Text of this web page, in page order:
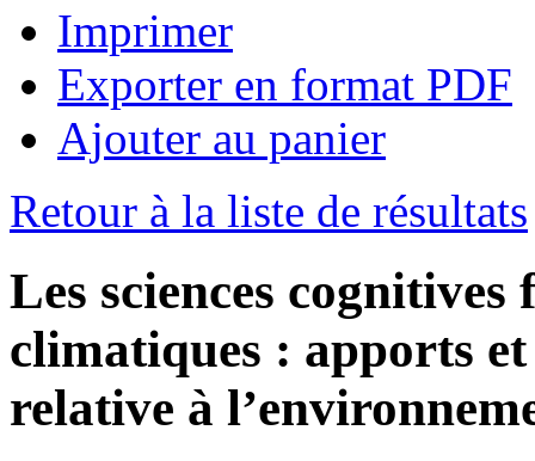
Imprimer
Exporter en format PDF
Ajouter au panier
Retour à la liste de résultats
Les sciences cognitives
climatiques : apports
relative à